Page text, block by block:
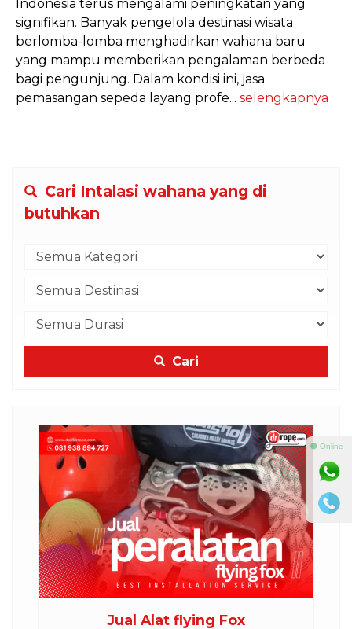
Indonesia terus mengalami peningkatan yang
signifikan. Banyak pengelola destinasi wisata
berlomba-lomba menghadirkan wahana baru
yang mampu memberikan pengalaman berbeda
bagi pengunjung. Dalam kondisi ini, jasa
pemasangan sepeda layang profe... selengkapnya
Cari Intalasi wahana yang di
butuhkan
Cari
Jual Alat flying Fox
⚫ Online